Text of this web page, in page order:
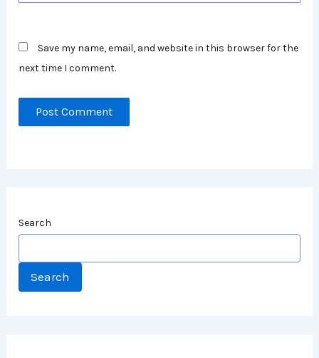
Save my name, email, and website in this browser for the
next time I comment.
Search
Search